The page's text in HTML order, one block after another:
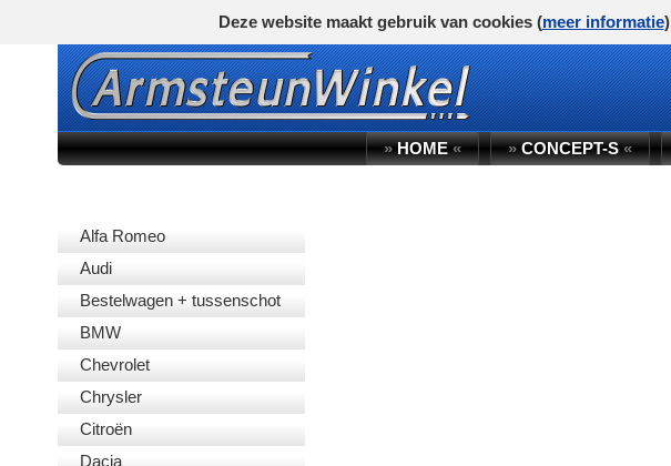
»HOME« »CONCEPT-S«
Alfa Romeo
Audi
Bestelwagen + tussenschot
BMW
Chevrolet
Chrysler
Citroën
Dacia
Deze website maakt gebruik van cookies (meer informatie)